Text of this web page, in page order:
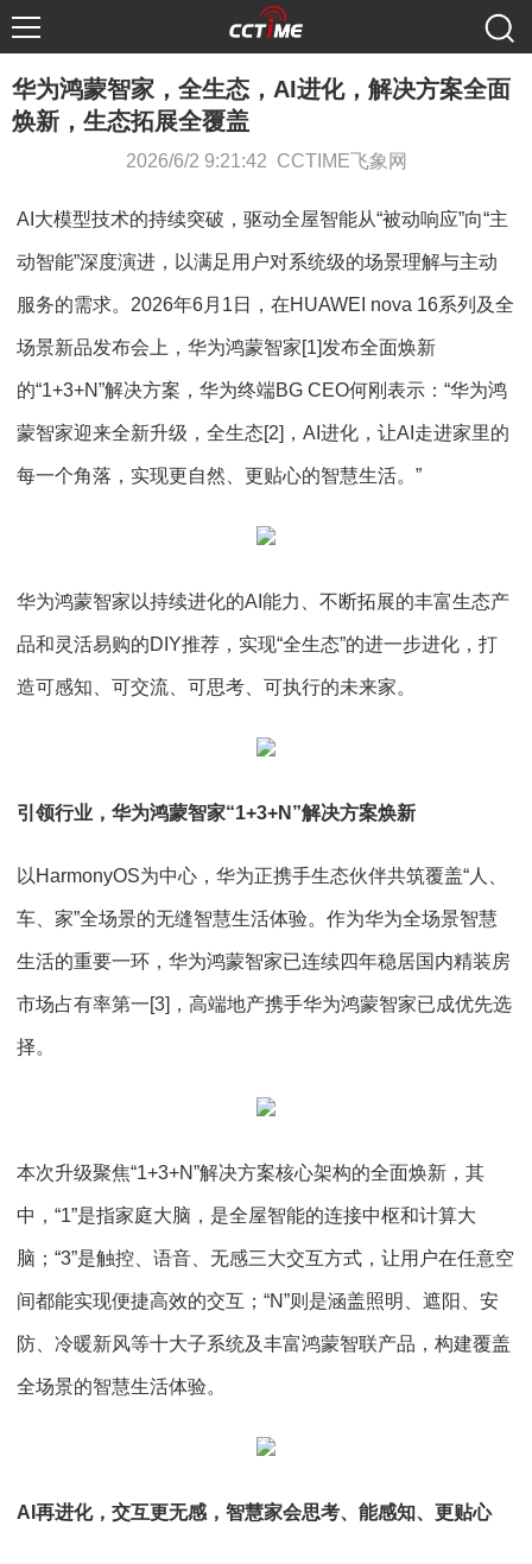
华为鸿蒙智家，全生态，AI进化，解决方案全面
焕新，生态拓展全覆盖
2026/6/2 9:21:42 CCTIME飞象网
AI大模型技术的持续突破，驱动全屋智能从“被动响应”向“主
动智能”深度演进，以满足用户对系统级的场景理解与主动
服务的需求。2026年6月1日，在HUAWEI nova 16系列及全
场景新品发布会上，华为鸿蒙智家[1]发布全面焕新
的“1+3+N”解决方案，华为终端BG CEO何刚表示：“华为鸿
蒙智家迎来全新升级，全生态[2]，AI进化，让AI走进家里的
每一个角落，实现更自然、更贴心的智慧生活。”
华为鸿蒙智家以持续进化的AI能力、不断拓展的丰富生态产
品和灵活易购的DIY推荐，实现“全生态”的进一步进化，打
造可感知、可交流、可思考、可执行的未来家。
引领行业，华为鸿蒙智家“1+3+N”解决方案焕新
以HarmonyOS为中心，华为正携手生态伙伴共筑覆盖“人、
车、家”全场景的无缝智慧生活体验。作为华为全场景智慧
生活的重要一环，华为鸿蒙智家已连续四年稳居国内精装房
市场占有率第一[3]，高端地产携手华为鸿蒙智家已成优先选
择。
本次升级聚焦“1+3+N”解决方案核心架构的全面焕新，其
中，“1”是指家庭大脑，是全屋智能的连接中枢和计算大
脑；“3”是触控、语音、无感三大交互方式，让用户在任意空
间都能实现便捷高效的交互；“N”则是涵盖照明、遮阳、安
防、冷暖新风等十大子系统及丰富鸿蒙智联产品，构建覆盖
全场景的智慧生活体验。
AI再进化，交互更无感，智慧家会思考、能感知、更贴心